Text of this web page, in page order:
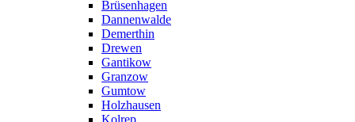
Brüsenhagen
Dannenwalde
Demerthin
Drewen
Gantikow
Granzow
Gumtow
Holzhausen
Kolrep